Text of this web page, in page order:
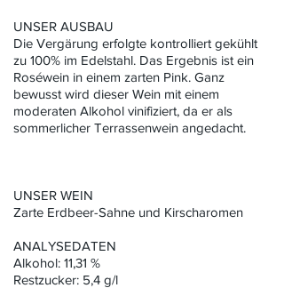
UNSER AUSBAU
Die Vergärung erfolgte kontrolliert gekühlt
zu 100% im Edelstahl. Das Ergebnis ist ein
Roséwein in einem zarten Pink. Ganz
bewusst wird dieser Wein mit einem
moderaten Alkohol vinifiziert, da er als
sommerlicher Terrassenwein angedacht.
UNSER WEIN
Zarte Erdbeer-Sahne und Kirscharomen
ANALYSEDATEN
Alkohol: 11,31 %
Restzucker: 5,4 g/l